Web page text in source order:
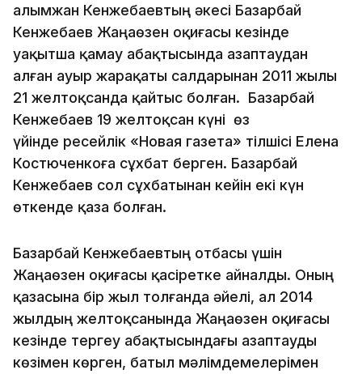
Ғалымжан Кенжебаевтың әкесі Базарбай
Кенжебаев Жаңаөзен оқиғасы кезінде
уақытша қамау абақтысында азаптаудан
алған ауыр жарақаты салдарынан 2011 жылы
21 желтоқсанда қайтыс болған. Базарбай
Кенжебаев 19 желтоқсан күні өз
үйінде ресейлік «Новая газета» тілшісі Елена
Костюченкоға сұхбат берген. Базарбай
Кенжебаев сол сұхбатынан кейін екі күн
өткенде қаза болған.
Базарбай Кенжебаевтың отбасы үшін
Жаңаөзен оқиғасы қасіретке айналды. Оның
қазасына бір жыл толғанда әйелі, ал 2014
жылдың желтоқсанында Жаңаөзен оқиғасы
кезінде тергеу абақтысындағы азаптауды
көзімен көрген, батыл мәлімдемелерімен